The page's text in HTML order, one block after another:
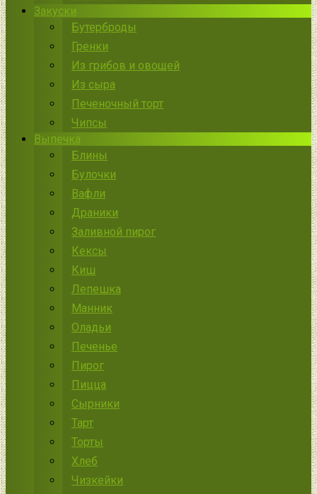
Закуски
Бутерброды
Гренки
Из грибов и овощей
Из сыра
Печеночный торт
Чипсы
Выпечка
Блины
Булочки
Вафли
Драники
Заливной пирог
Кексы
Киш
Лепешка
Манник
Оладьи
Печенье
Пирог
Пицца
Сырники
Тарт
Торты
Хлеб
Чизкейки